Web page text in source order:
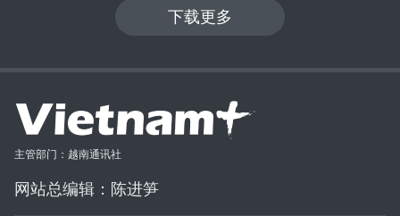
下载更多
主管部门：越南通讯社
网站总编辑：陈进笋